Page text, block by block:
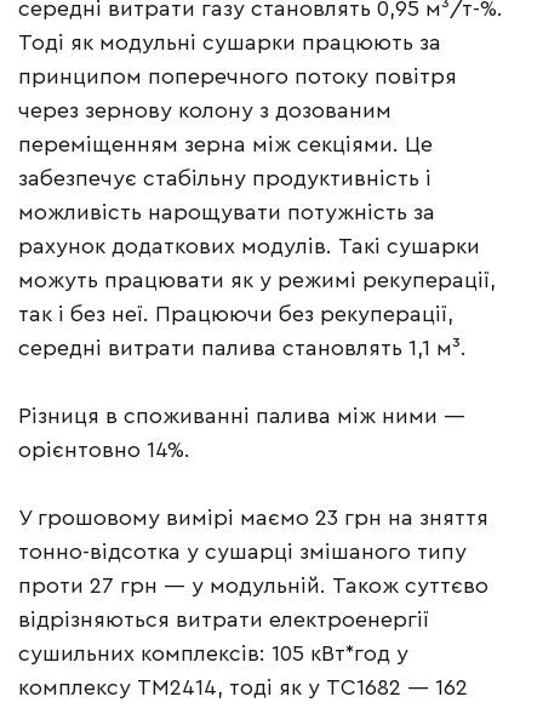
середні витрати газу становлять 0,95 м³/т-%.
Тоді як модульні сушарки працюють за
принципом поперечного потоку повітря
через зернову колону з дозованим
переміщенням зерна між секціями. Це
забезпечує стабільну продуктивність і
можливість нарощувати потужність за
рахунок додаткових модулів. Такі сушарки
можуть працювати як у режимі рекуперації,
так і без неї. Працюючи без рекуперації,
середні витрати палива становлять 1,1 м³.
Різниця в споживанні палива між ними —
орієнтовно 14%.
У грошовому вимірі маємо 23 грн на зняття
тонно-відсотка у сушарці змішаного типу
проти 27 грн — у модульній. Також суттєво
відрізняються витрати електроенергії
сушильних комплексів: 105 кВт*год у
комплексу TM2414, тоді як у TC1682 — 162